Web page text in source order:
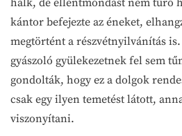
kántor befejezte az éneket,
megtörtént a részvétnyilvánítás
gyászoló gyülekezetnek fel sem
gondolták, hogy ez a dolgok
csak egy ilyen temetést látott,
viszonyítani.